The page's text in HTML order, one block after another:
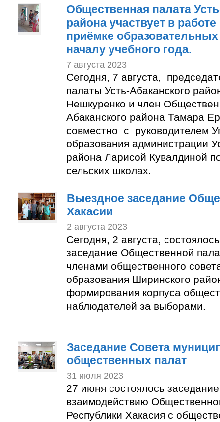
Общественная палата
района участвует в
приёмке образовательных
началу учебного года.
7 августа 2023
Сегодня, 7 августа,
палаты Усть-Абаканского
Нешкуренко и член
Абаканского района Тамара
совместно с руководителем
образования администрации
района Ларисой Кувалдиной
сельских школах.
Выездное заседание
Хакасии
2 августа 2023
Сегодня, 2 августа,
заседание Общественной
членами общественного
образования Ширинского
формирования корпуса
наблюдателей за выборами.
Заседание Совета
общественных палат
31 июля 2023
27 июня состоялось
взаимодействию
Республики Хакасия с